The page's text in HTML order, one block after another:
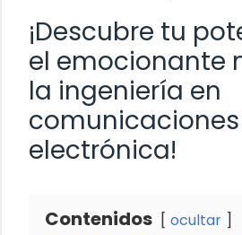
¡Descubre tu
el emocionante
la ingeniería en
electrónica!
Contenidos ocultar